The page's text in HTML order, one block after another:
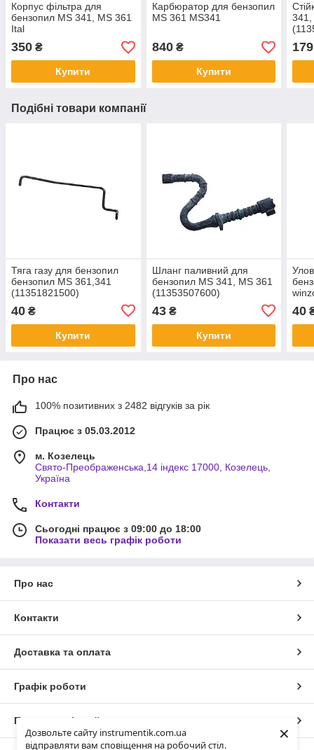
Дозвольте сайту instrumentik.com.ua
відправляти вам сповіщення на робочий стіл.
×
Корпус фільтра для
бензопил MS 341, MS 361
Ital
350 ₴
Купити
Карбюратор для бензопил
MS 361 MS341
840₴
Купити
341,
179
Подібні товари компанії
Тяга газу для бензопил
бензопил MS 361,341
(11351821500)
40 ₴
Купити
Шланг паливний для
бензопил MS 341, MS 361
(11353507600)
43₴
Купити
40
Про нас
100% позитивних з 2482 відгуків за рік
Працює з 05.03.2012
м. Козелець
Свято-Преображенська,14 індекс 17000, Козелець,
Україна
Контакти
Сьогодні працює з 09:00 до 18:00
Показати весь графік роботи
Про нас
Контакти
Доставка та оплата
Графік роботи
Повна версія сайту